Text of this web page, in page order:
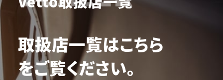
取扱店一覧はこちら
をご覧ください。